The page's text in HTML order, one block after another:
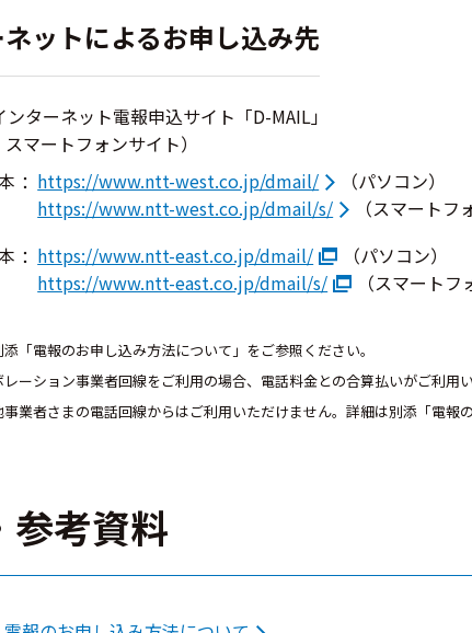
ットによるお申し込み先
ターネット電報申込サイト「D-MAIL」
スマートフォンサイト）
https://www.ntt-west.co.jp/dmail/
（パソコン）
https://www.ntt-west.co.jp/dmail/s/
（スマートフ
https://www.ntt-east.co.jp/dmail/
（パソコン）
https://www.ntt-east.co.jp/dmail/s/
（スマートフ
「電報のお申し込み方法について」をご参照ください。
ーション事業者回線をご利用の場合、電話料金との合算払いがご利用
業者さまの電話回線からはご利用いただけません。詳細は別添「電報
参考資料